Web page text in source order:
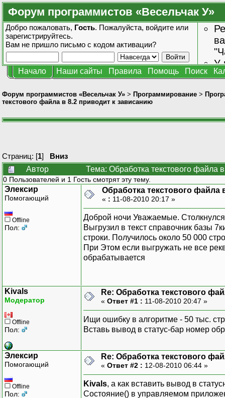
Форум программистов «Весельчак У»
Добро пожаловать, Гость. Пожалуйста, войдите или
зарегистрируйтесь.
Вам не пришло письмо с кодом активации?
У
Начало Наши сайты Правила Помощь Поиск
Форум программистов «Весельчак У» > Программирование >
текстового файла в 8.2 приводит к зависанию
Страниц: [1] Вниз
Автор
Тема: Обработка текстового файла
0 Пользователей и 1 Гость смотрят эту тему.
Элексир
Помогающий
Offline
Пол:
Обработка текстового файла
« : 11-08-2010 20:17 »
Доброй ночи Уважаемые.
Выгрузил в текст справочник базы
строки. Получилось около 50 000
При Этом если выгружать не все
обрабатывается
Kivals
Модератор
Offline
Пол:
Re: Обработка текстового
« Ответ #1 : 11-08-2010 20:47 »
Ищи ошибку в алгоритме - 50 тыс.
Вставь вывод в статус-бар номер
Элексир
Помогающий
Offline
Пол:
Re: Обработка текстового
« Ответ #2 : 12-08-2010 06:44 »
Kivals, а как вставить вывод в
Состояние() в управляемом